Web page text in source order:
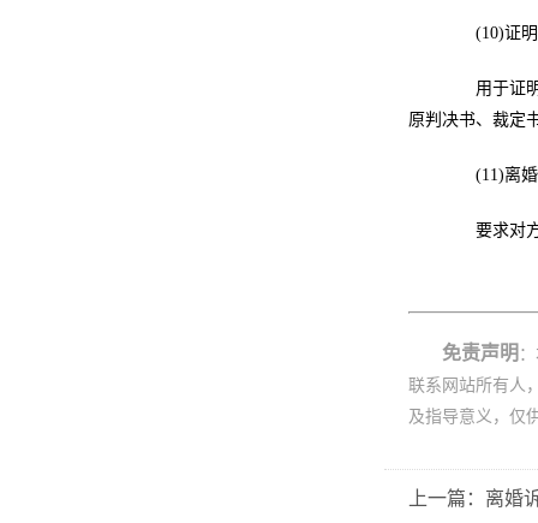
(10)证明
用于证明
原判决书、裁定
(11)离婚
要求对方
免责声明
联系网站所有人
及指导意义，仅
上一篇：离婚